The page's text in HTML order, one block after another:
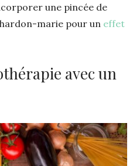
une pincée de
marie pour un effet
avec un